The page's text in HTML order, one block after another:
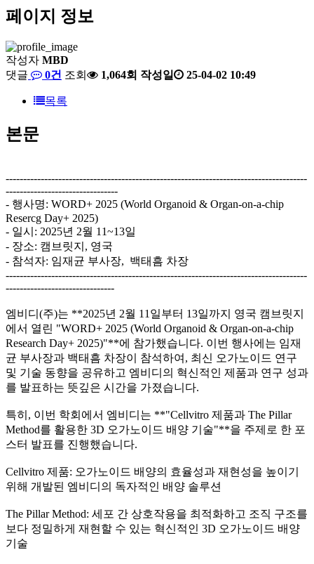
페이지 정보
작성자 MBD
댓글
0건 조회 1,064회 작성일 25-04-02 10:49
목록
본문
--------------------------------------------------------------------------------------
--------------------------------
- 행사명: WORD+ 2025 (World Organoid & Organ-on-a-chip
Resercg Day+ 2025)
- 일시: 2025년 2월 11~13일
- 장소: 캠브릿지, 영국
- 참석자: 임재균 부사장, 백태흠 차장
--------------------------------------------------------------------------------------
-------------------------------
엠비디(주)는 **2025년 2월 11일부터 13일까지 영국 캠브릿지
에서 열린 "WORD+ 2025 (World Organoid & Organ-on-a-chip
Research Day+ 2025)"**에 참가했습니다. 이번 행사에는 임재
균 부사장과 백태흠 차장이 참석하여, 최신 오가노이드 연구
및 기술 동향을 공유하고 엠비디의 혁신적인 제품과 연구 성과
를 발표하는 뜻깊은 시간을 가졌습니다.
특히, 이번 학회에서 엠비디는 **"Cellvitro 제품과 The Pillar
Method를 활용한 3D 오가노이드 배양 기술"**을 주제로 한 포
스터 발표를 진행했습니다.
Cellvitro 제품: 오가노이드 배양의 효율성과 재현성을 높이기
위해 개발된 엠비디의 독자적인 배양 솔루션
The Pillar Method: 세포 간 상호작용을 최적화하고 조직 구조를
보다 정밀하게 재현할 수 있는 혁신적인 3D 오가노이드 배양
기술